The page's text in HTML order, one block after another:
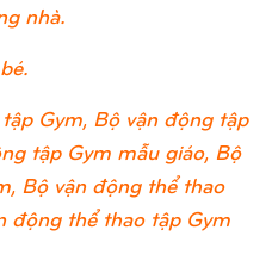
nhà.
Gym, Bộ vận động tập
tập Gym mẫu giáo, Bộ
Bộ vận động thể thao
động thể thao tập Gym